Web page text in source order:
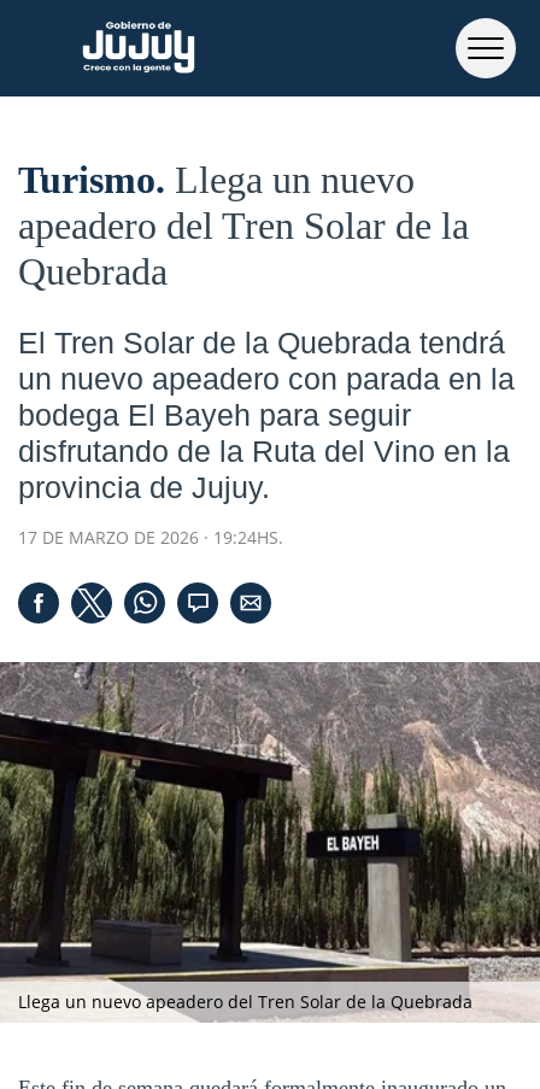
Turismo Llega un nuevo
apeadero del Tren Solar de la
Quebrada
El Tren Solar de la Quebrada tendrá
un nuevo apeadero con parada en la
bodega El Bayeh para seguir
disfrutando de la Ruta del Vino en la
provincia de Jujuy.
17 DE MARZO DE 2026 · 19:24HS.
Llega un nuevo apeadero del Tren Solar de la Quebrada